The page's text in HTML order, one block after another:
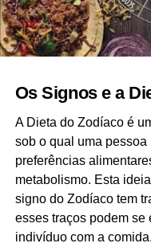
Representação de
Ammit
Os Signos e a
A Dieta do Zodíaco é
sob o qual uma
preferências
metabolismo. Esta
signo do Zodíaco tem
esses traços podem se
indivíduo com a comida.